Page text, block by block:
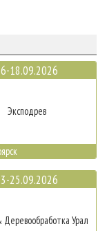
18.09.2026
Эксподрев
25.09.2026
Урал